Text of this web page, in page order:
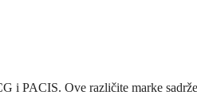
PACIS. Ove različite marke